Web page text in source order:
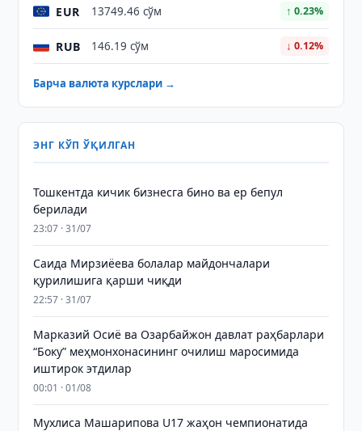
EUR 13749.46 сўм ↑ 0.23%
RUB 146.19 сўм ↓ 0.12%
Барча валюта курслари →
ЭНГ КЎП ЎҚИЛГАН
Тошкентда кичик бизнесга бино ва ер бепул
берилади
23:07 · 31/07
Саида Мирзиёева болалар майдончалари
қурилишига қарши чиқди
22:57 · 31/07
Марказий Осиё ва Озарбайжон давлат раҳбарлари
“Боку” меҳмонхонасининг очилиш маросимида
иштирок этдилар
00:01 · 01/08
Мухлиса Машарипова U17 жаҳон чемпионатида